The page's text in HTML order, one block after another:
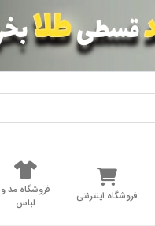
فروشگاه اینترنتی
فروشگاه مد و
لباس